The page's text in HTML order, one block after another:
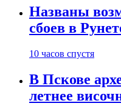
Названы
сбоев в
10 часов спустя
В Пскове
летнее